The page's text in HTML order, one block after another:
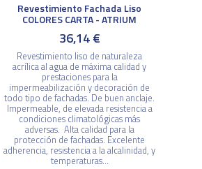
Revestimiento Fachada Liso
COLORES CARTA - ATRIUM
36,14 €
Revestimiento liso de naturaleza
acrílica al agua de máxima calidad y
prestaciones para la
impermeabilización y decoración de
todo tipo de fachadas. De buen anclaje.
Impermeable, de elevada resistencia a
condiciones climatológicas más
adversas. Alta calidad para la
protección de fachadas. Excelente
adherencia, resistencia a la alcalinidad, y
temperaturas...